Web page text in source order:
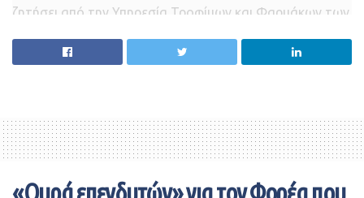
ζητήσει από την Υπηρεσία Τροφίμων και Φαρμάκων των
Ωστόσο, οι περισσότεροι ειδικοί πιστεύουν ότι είναι
τουλάχιστον επτά υποψήφια εμβόλια στην τρίτη φάση
των δοκιμών, υπάρχει μία πιθανότητα ένα να αποδειχθεί
αποτελεσματικό τους επόμενους μήνες.
Βεβαίως, το συγκεκριμένο εμβόλιο ή θεραπεία δεν θα